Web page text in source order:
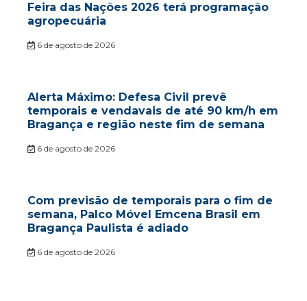
Feira das Nações 2026 terá programação
agropecuária
6 de agosto de 2026
Alerta Máximo: Defesa Civil prevê
temporais e vendavais de até 90 km/h em
Bragança e região neste fim de semana
6 de agosto de 2026
Com previsão de temporais para o fim de
semana, Palco Móvel Emcena Brasil em
Bragança Paulista é adiado
6 de agosto de 2026